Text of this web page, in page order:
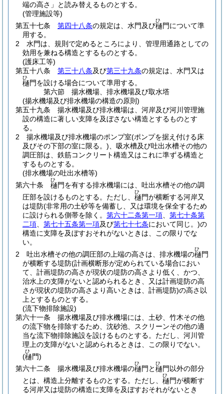
端の高さ」と読み替えるものとする。
(管理施設等)
第五十七条
第四十八条の規定は、水門及び樋
ひ
門について準
用する。
2
水門は、規則で定めるところにより、管理用通路としての
効用を兼ねる構造とするものとする。
(護床工等)
第五十八条
第三十八条及び第三十九条の規定は、水門又は
樋
ひ
門を設ける場合について準用する。
第六節
揚水機場、排水機場及び取水塔
(揚水機場及び排水機場の構造の原則)
第五十九条
揚水機場及び排水機場は、河岸及び河川管理施
設の構造に著しい支障を及ぼさない構造とするものとす
る。
2
揚水機場及び排水機場のポンプ室(ポンプを据え付ける床
及びその下部の室に限る。) 、吸水槽及び吐出水槽その他の
調圧部は、鉄筋コンクリート構造又はこれに準ずる構造と
するものとする。
(排水機場の吐出水槽等)
第六十条
樋
ひ
門を有する排水機場には、吐出水槽その他の調
圧部を設けるものとする。 ただし、 樋
ひ
門が横断する河岸又
は堤防(非常用の土砂等を備蓄し、又は環境を保全するため
に設けられる側帯を除く。 第六十二条第一項
第七十条第
二項
第七十五条第一項及び第七十七条において同じ。)の
構造に支障を及ぼすおそれがないときは、この限りでな
い。
2
吐出水槽その他の調圧部の上端の高さは、排水機場の樋
ひ
門
が横断する堤防(計画横断形が定められている場合におい
て、計画堤防の高さが現状の堤防の高さより低く、かつ、
治水上の支障がないと認められるとき、又は計画堤防の高
さが現状の堤防の高さより高いときは、計画堤防)の高さ以
上とするものとする。
(流下物排除施設)
第六十一条
揚水機場及び排水機場には、土砂、竹木その他
の流下物を排除するため、沈砂池、スクリーンその他の適
当な流下物排除施設を設けるものとする。 ただし、河川管
理上の支障がないと認められるときは、この限りでない。
(樋
ひ
門)
第六十二条
揚水機場及び排水機場の樋
ひ
門と樋
ひ
門以外の部分
とは、構造上分離するものとする。 ただし、 樋
ひ
門が横断す
る河岸又は堤防の構造に支障を及ぼすおそれがないとき